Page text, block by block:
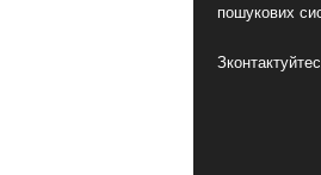
пошукових